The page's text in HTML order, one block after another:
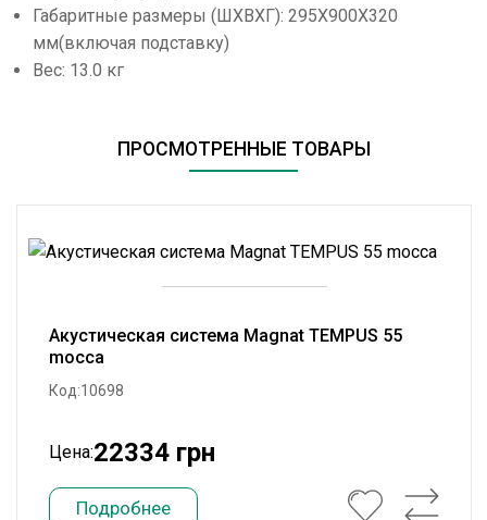
Габаритные размеры (ШXВXГ): 295X900X320
мм(включая подставку)
Вес: 13.0 кг
ПРОСМОТРЕННЫЕ ТОВАРЫ
Акустическая система Magnat TEMPUS 55
mocca
Код:10698
Цена:22334 грн
Подробнее